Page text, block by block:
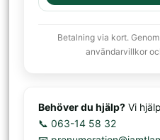
Betalning via kort.
användarvillkor
Behöver du hjälp? Vi
📞 063-14 58 32